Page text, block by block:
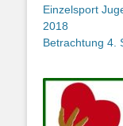
Einzelsport
2018
Betrachtung 4.